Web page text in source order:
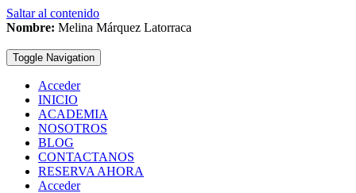
Saltar al contenido
Nombre: Melina Márquez Latorraca
Toggle Navigation
Acceder
INICIO
ACADEMIA
NOSOTROS
BLOG
CONTACTANOS
RESERVA AHORA
Acceder